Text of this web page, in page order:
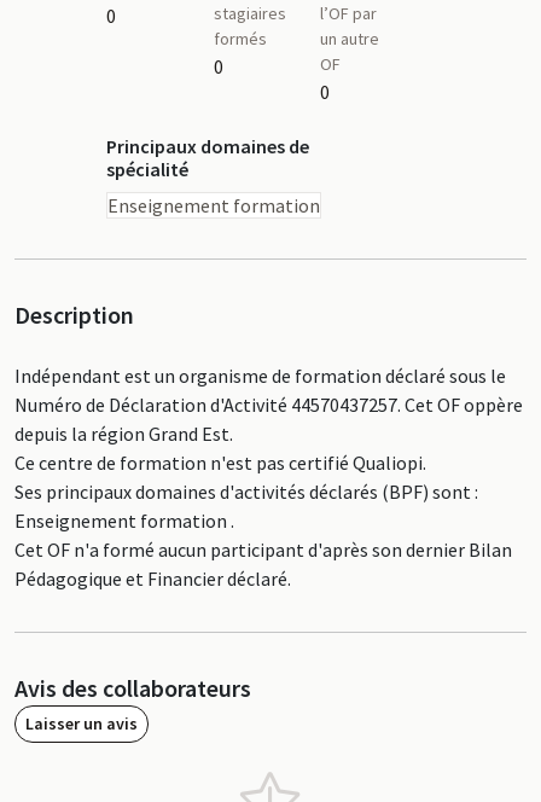
0
stagiaires
formés
0
l’OF par
un autre
OF
0
Principaux domaines de
spécialité
Enseignement formation
Description
Indépendant est un organisme de formation déclaré sous le
Numéro de Déclaration d'Activité 44570437257. Cet OF oppère
depuis la région Grand Est.
Ce centre de formation n'est pas certifié Qualiopi.
Ses principaux domaines d'activités déclarés (BPF) sont :
Enseignement formation .
Cet OF n'a formé aucun participant d'après son dernier Bilan
Pédagogique et Financier déclaré.
Avis des collaborateurs
Laisser un avis